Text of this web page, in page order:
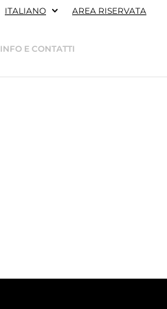
ITALIANO AREA RISERVATA
INFO E CONTATTI